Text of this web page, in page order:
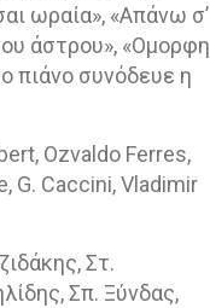
ωραία», «Απάνω σ’
άστρου», «Ομορφη
πιάνο συνόδευε η
, Ozvaldo Ferres,
, G. Caccini,Vladimir
Στ.
Σπ. Ξύνδας,